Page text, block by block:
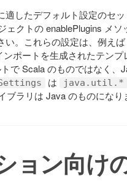
したデフォルト設定のセ
ェクトの enablePlugins メソ
い。これらの設定は、例えば
ポートを生成されたテンプ
で Scala のものではなく、
は java.util.*
ラリは Java のものになり
ョン向け